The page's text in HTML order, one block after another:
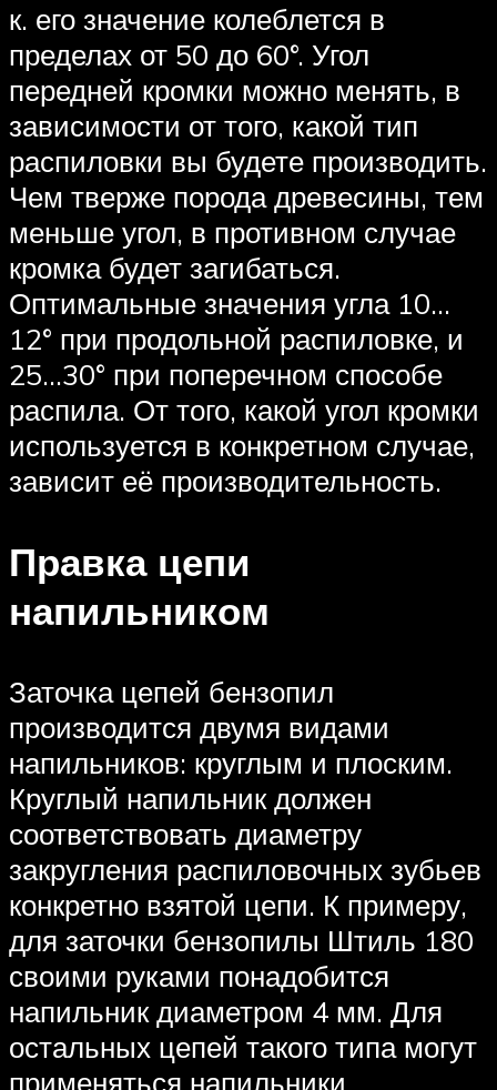
к. его значение колеблется в
пределах от 50 до 60°. Угол
передней кромки можно менять, в
зависимости от того, какой тип
распиловки вы будете производить.
Чем тверже порода древесины, тем
меньше угол, в противном случае
кромка будет загибаться.
Оптимальные значения угла 10…
12° при продольной распиловке, и
25…30° при поперечном способе
распила. От того, какой угол кромки
используется в конкретном случае,
зависит её производительность.
Правка цепи
напильником
Заточка цепей бензопил
производится двумя видами
напильников: круглым и плоским.
Круглый напильник должен
соответствовать диаметру
закругления распиловочных зубьев
конкретно взятой цепи. К примеру,
для заточки бензопилы Штиль 180
своими руками понадобится
напильник диаметром 4 мм. Для
остальных цепей такого типа могут
применяться напильники